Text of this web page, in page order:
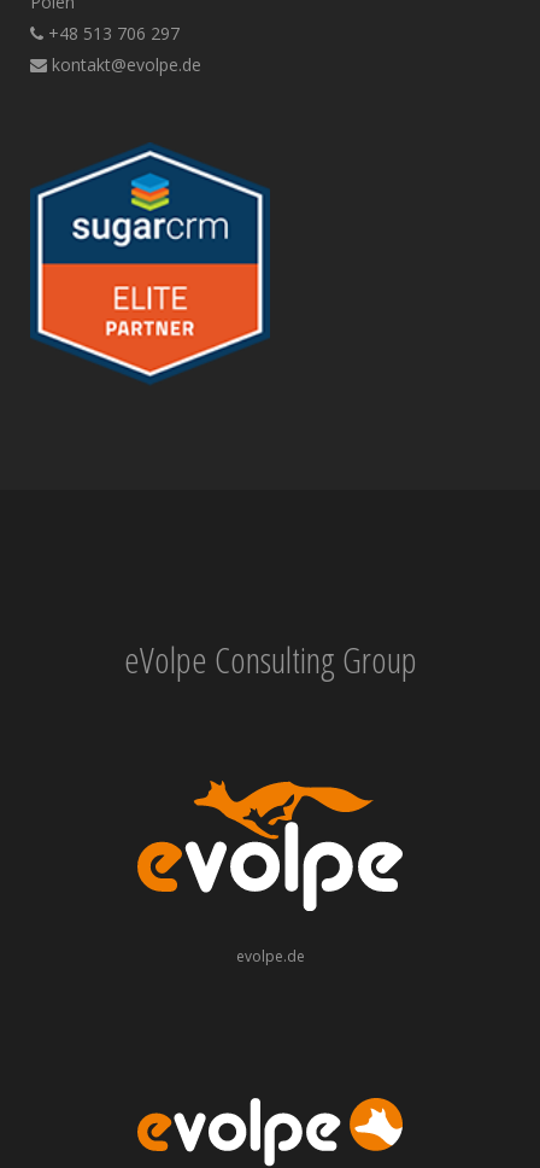
+48 513 706 297
kontakt@evolpe.de
eVolpe Consulting Group
evolpe.de